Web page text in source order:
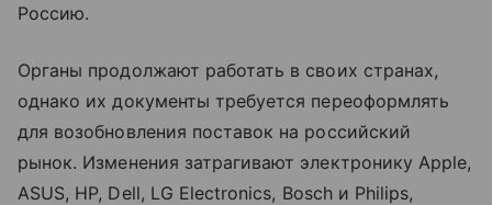
Россию.
Органы продолжают работать в своих странах,
однако их документы требуется переоформлять
для возобновления поставок на российский
рынок. Изменения затрагивают электронику Apple,
ASUS, HP, Dell, LG Electronics, Bosch и Philips,